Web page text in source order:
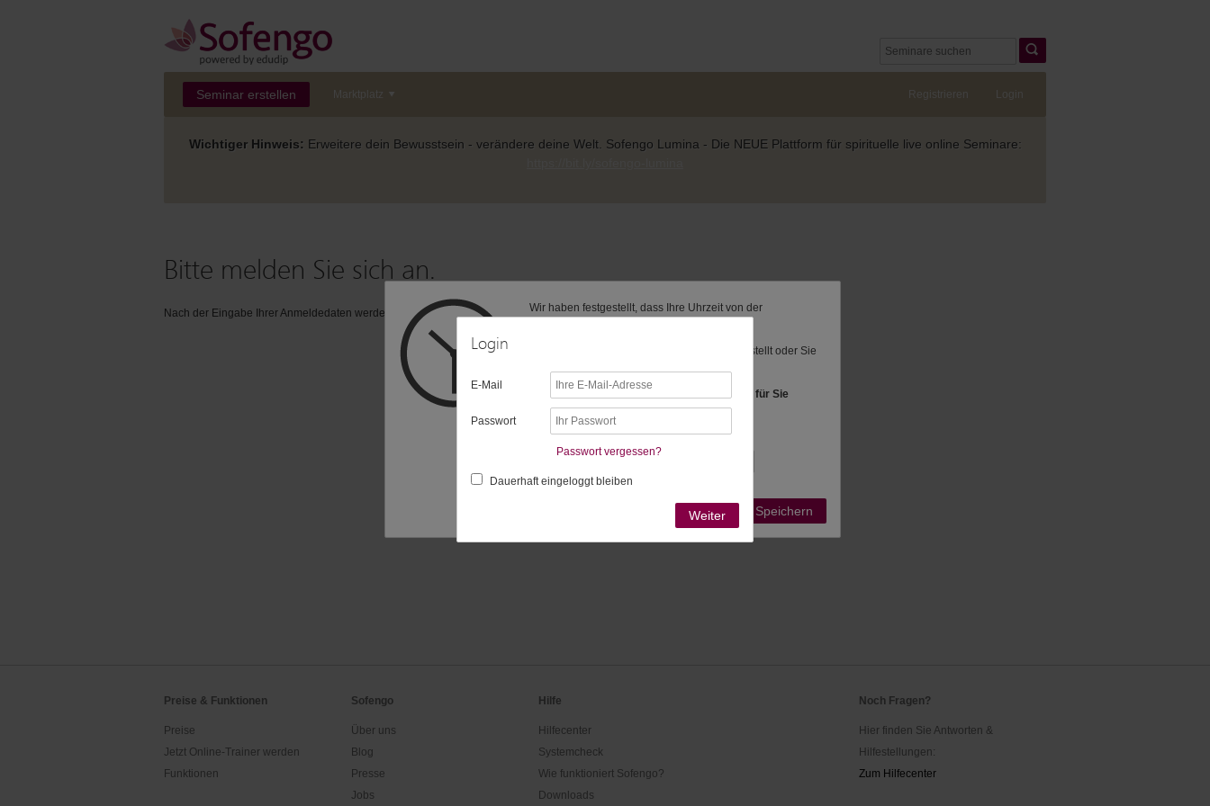
Seminar erstellen Marktplatz Registrieren Login
Login
E-Mail
Passwort
Passwort vergessen?
Dauerhaft eingeloggt bleiben
Weiter
Wichtiger Hinweis: Erweitere dein Bewusstsein - verändere deine Welt. Sofengo Lumina - Die NEUE Plattform für spirituelle live online Seminare:
Bitte melden Sie sich an.
Nach der Eingabe Ihrer Anmeldedaten werden Sie zur gewünschten Seite weitergeleitet.
Preise & Funktionen
Preise
Jetzt Online-Trainer werden
Funktionen
Sofengo
Über uns
Blog
Presse
Jobs
Hilfe
Hilfecenter
Systemcheck
Wie funktioniert Sofengo?
Downloads
Noch Fragen?
Hier finden Sie Antworten &
Hilfestellungen:
Zum Hilfecenter
Wir haben festgestellt, dass Ihre Uhrzeit von der
Vielleicht ist Ihre Computer-Uhr anders eingestellt oder Sie
Folgende Zeitzonen haben wir als Vorschlag für Sie
bestimmt:
Passende Zeitzonen
Ist Ihre Zeitzone nicht aufgeführt?
Speichern